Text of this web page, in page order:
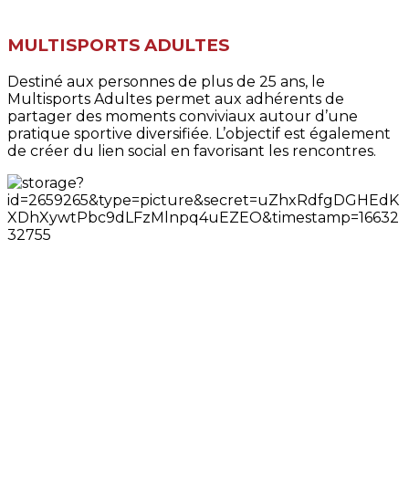
MULTISPORTS ADULTES
Destiné aux personnes de plus de 25 ans, le
Multisports Adultes permet aux adhérents de
partager des moments conviviaux autour d’une
pratique sportive diversifiée. L’objectif est également
de créer du lien social en favorisant les rencontres.